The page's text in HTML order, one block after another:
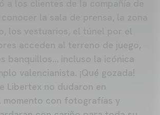
banquillos… incluso la icónica
valencianista. ¡Qué gozada!
Libertex no dudaron en
momento con fotografías y